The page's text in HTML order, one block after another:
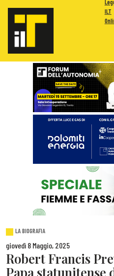
ILT
LA BIOGRAFIA
giovedì 8 Maggio, 2025
Robert Francis
Papa statunitense